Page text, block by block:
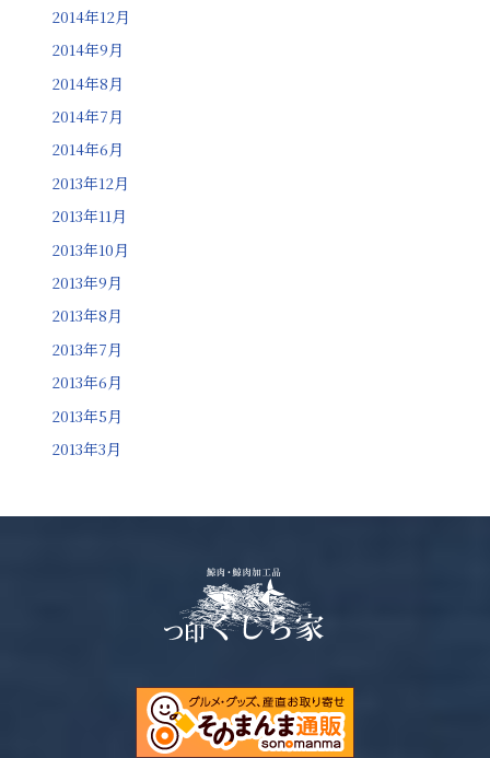
2014年12月
2014年9月
2014年8月
2014年7月
2014年6月
2013年12月
2013年11月
2013年10月
2013年9月
2013年8月
2013年7月
2013年6月
2013年5月
2013年3月